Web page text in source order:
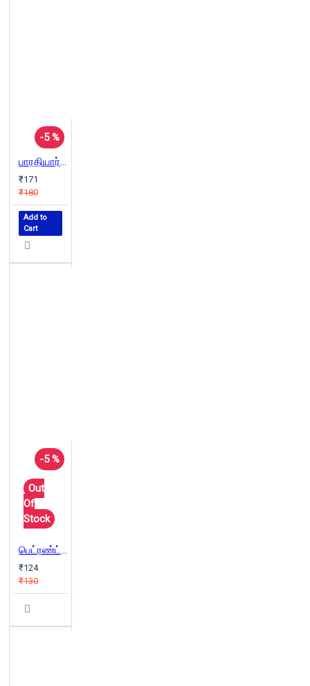
-5 %
பாரதியார்: கல்விச் சிந்தனைகள்
₹171
₹180
Add to
Cart
-5 %
Out
Of
Stock
பெட்ரண்ட் ரஸல்: கல்விச் சிந்தனைகள்
₹124
₹130